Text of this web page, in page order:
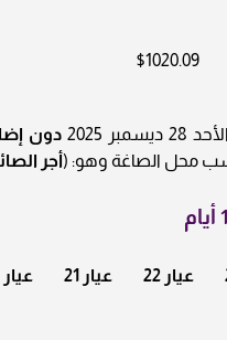
$1020.09
2025 دون
محل الصاغة وهو: (أجر
عيار 22 عيار 21 عيار 18